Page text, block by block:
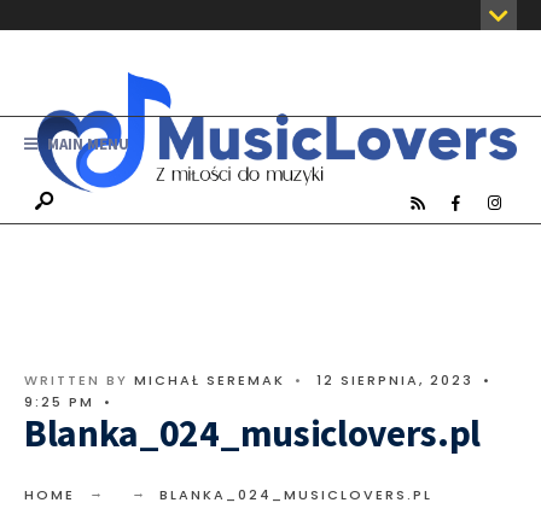
MAIN MENU
WRITTEN BY MICHAŁ SEREMAK • 12 SIERPNIA, 2023
•
9:25 PM
•
Blanka_024_musiclovers.pl
HOME BLANKA_024_MUSICLOVERS.PL